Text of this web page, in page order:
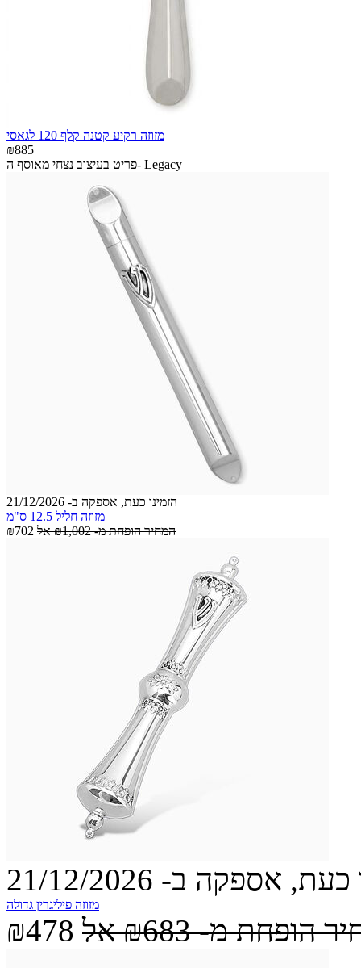
מזוזה רקיע קטנה קלף 120 לגאסי
₪885
פריט בעיצוב נצחי מאוסף ה- Legacy
הזמינו כעת, אספקה ב- 21/12/2026
מזוזה חליל 12.5 ס"מ
₪702
המחיר הופחת מ-₪1,002 אל
אספקה ב- 21/12/2026
מזוזה פיליגרין גדולה
₪478 הופחת מ-₪683 אל